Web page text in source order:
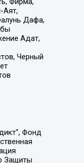
Аят,
Дафа,
Адат,
Черный
Владимировна, Чичваркин Евгений Александрович, Комитет против пыток/Команда против пыток, Общество с ограниченной ответственностью "Первый научный", Общество с ограниченной ответственностью "Вертолет и ко", Белоцерковская Вероника Борисовна, Кац Максим Евгеньевич, Лазарева Татьяна Юрьевна, Шаведдинов Руслан Табризович, Яшин Илья Валерьевич, Общество с ограниченной ответственностью "Иноагент ААВ", Алешковский Дмитрий Петрович, Альбац Евгения Марковна, Быков Дмитрий Львович, Галямина Юлия Евгеньевна, Лойко Сергей Леонидович, Мартынов Кирилл Константинович, Медведев Сергей Александрович, Крашенинников Федор Геннадиевич, Гордеева Катерина Вл